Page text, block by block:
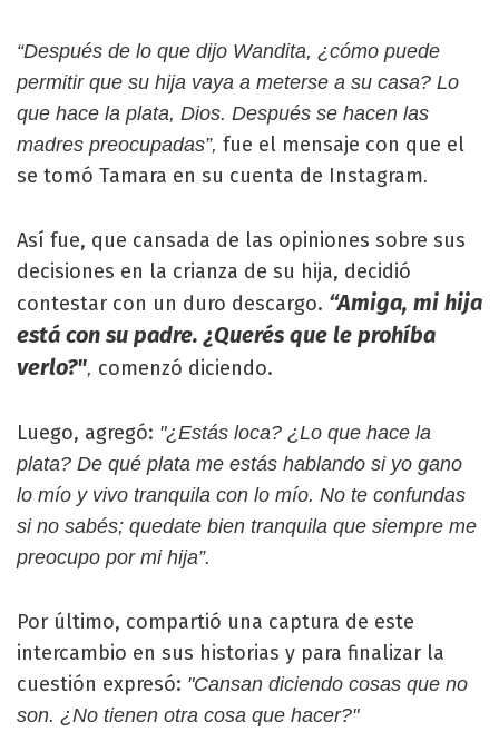
“Después de lo que dijo Wandita, ¿cómo puede
permitir que su hija vaya a meterse a su casa? Lo
que hace la plata, Dios. Después se hacen las
madres preocupadas”, fue el mensaje con que el
se tomó Tamara en su cuenta de Instagram.
Así fue, que cansada de las opiniones sobre sus
decisiones en la crianza de su hija, decidió
contestar con un duro descargo. “Amiga, mi hija
está con su padre. ¿Querés que le prohíba
verlo?", comenzó diciendo.
Luego, agregó: "¿Estás loca? ¿Lo que hace la
plata? De qué plata me estás hablando si yo gano
lo mío y vivo tranquila con lo mío. No te confundas
si no sabés; quedate bien tranquila que siempre me
preocupo por mi hija”.
Por último, compartió una captura de este
intercambio en sus historias y para finalizar la
cuestión expresó: "Cansan diciendo cosas que no
son. ¿No tienen otra cosa que hacer?"